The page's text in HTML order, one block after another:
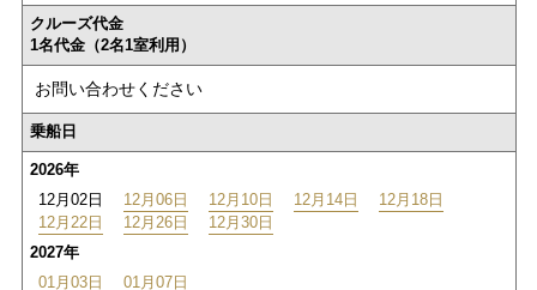
クルーズ代金
1名代金（2名1室利用）
お問い合わせください
乗船日
2026年
12月02日
12月06日 12月10日 12月14日
12月18日
12月22日
12月26日
12月30日
2027年
01月03日
01月07日